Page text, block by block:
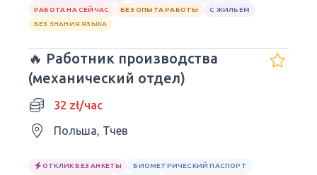
РАБОТА НА СЕЙЧАС
БЕЗ ОПЫТА РАБОТЫ
С ЖИЛЬЕМ
БЕЗ ЗНАНИЯ ЯЗЫКА
🔥 Работник производства
(механический отдел)
32 zł/час
Польша, Тчев
ОТКЛИК БЕЗ АНКЕТЫ
БИОМЕТРИЧЕСКИЙ ПАСПОРТ